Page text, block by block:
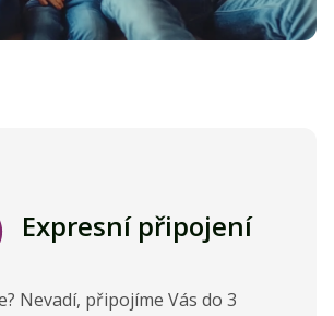
Expresní připojení
Nevadí, připojíme Vás do 3